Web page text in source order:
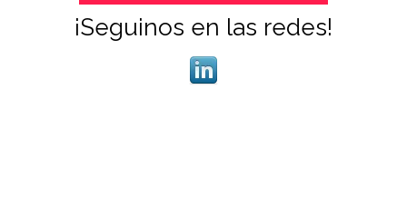
¡Seguinos en las redes!